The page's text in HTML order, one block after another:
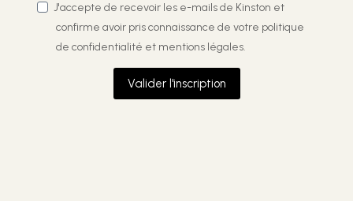
J'accepte de recevoir les e-mails de Kinston et
confirme avoir pris connaissance de votre politique
de confidentialité et mentions légales.
Valider l'inscription